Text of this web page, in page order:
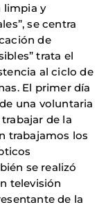
limpia y
se centra
de
trata el
al ciclo de
El primer día
una voluntaria
de la
trabajamos los
se realizó
televisión
de la